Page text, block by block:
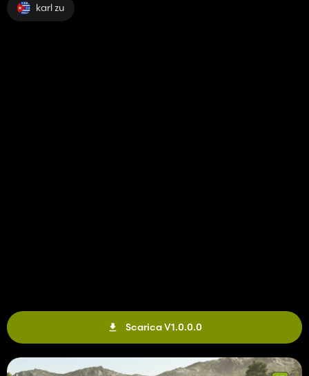
karl zu
Scarica V1.0.0.0